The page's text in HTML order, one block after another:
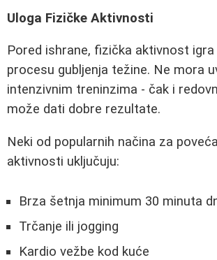
Uloga Fizičke Aktivnosti
Pored ishrane, fizička aktivnost igra
procesu gubljenja težine. Ne mora
intenzivnim treninzima - čak i
može dati dobre rezultate.
Neki od popularnih načina za
aktivnosti uključuju:
Brza šetnja minimum 30 minuta
Trčanje ili jogging
Kardio vežbe kod kuće